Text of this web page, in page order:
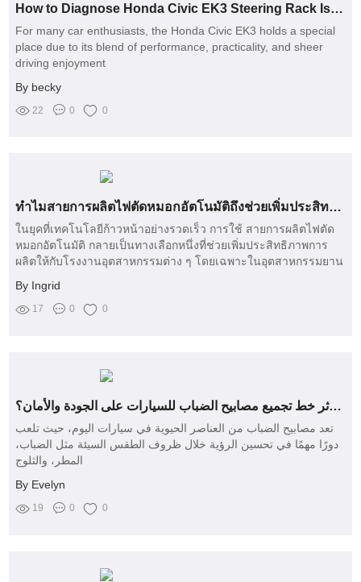
How to Diagnose Honda Civic EK3 Steering Rack Issues
For many car enthusiasts, the Honda Civic EK3 holds a special
place due to its blend of performance, practicality, and sheer
driving enjoyment
By becky
22 0 0
ทำไมสายการผลิตไฟตัดหมอกอัตโนมัติถึงช่วยเพิ่มประสิทธิภาพการผลิต?
ในยุคที่เทคโนโลยีก้าวหน้าอย่างรวดเร็ว การใช้ สายการผลิตไฟตัด
หมอกอัตโนมัติ กลายเป็นทางเลือกหนึ่งที่ช่วยเพิ่มประสิทธิภาพการ
ผลิตให้กับโรงงานอุตสาหกรรมต่าง ๆ โดยเฉพาะในอุตสาหกรรมยาน
By Ingrid
17 0 0
كيف يؤثر خط تجميع مصابيح الضباب للسيارات على الجودة والأمان؟
تعد مصابيح الضباب من العناصر الحيوية في سيارات اليوم، حيث تلعب
دورًا مهمًا في تحسين الرؤية خلال ظروف الطقس السيئة مثل الضباب،
المطر، والثلوج
By Evelyn
19 0 0